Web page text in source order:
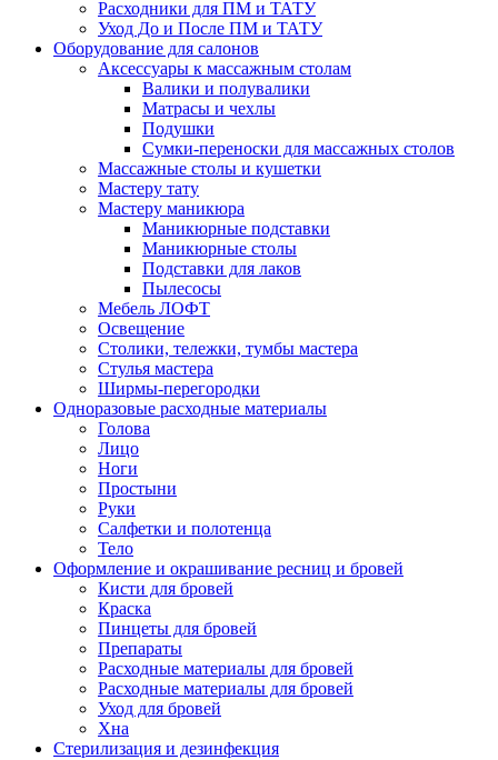
Расходники для ПМ и ТАТУ
Уход До и После ПМ и ТАТУ
Оборудование для салонов
Аксессуары к массажным столам
Валики и полувалики
Матрасы и чехлы
Подушки
Сумки-переноски для массажных столов
Массажные столы и кушетки
Мастеру тату
Мастеру маникюра
Маникюрные подставки
Маникюрные столы
Подставки для лаков
Пылесосы
Мебель ЛОФТ
Освещение
Столики, тележки, тумбы мастера
Стулья мастера
Ширмы-перегородки
Одноразовые расходные материалы
Голова
Лицо
Ноги
Простыни
Руки
Салфетки и полотенца
Тело
Оформление и окрашивание ресниц и бровей
Кисти для бровей
Краска
Пинцеты для бровей
Препараты
Расходные материалы для бровей
Расходные материалы для бровей
Уход для бровей
Хна
Стерилизация и дезинфекция